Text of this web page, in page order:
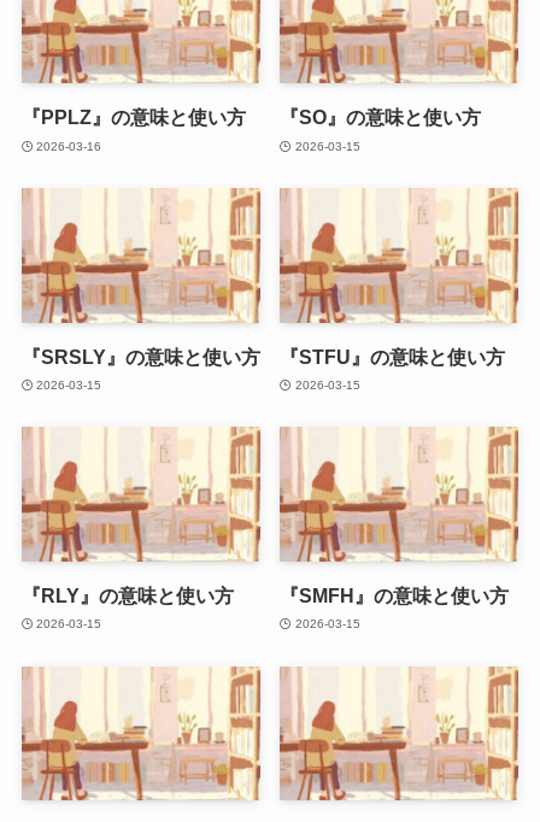
『PPLZ』の意味と使い方
2026-03-16
『SO』の意味と使い方
2026-03-15
『SRSLY』の意味と使い方
2026-03-15
『STFU』の意味と使い方
2026-03-15
『RLY』の意味と使い方
2026-03-15
『SMFH』の意味と使い方
2026-03-15